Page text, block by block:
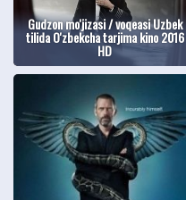
Gudzon mo'jizasi / voqeasi Uzbek
tilida O'zbekcha tarjima kino 2016
HD